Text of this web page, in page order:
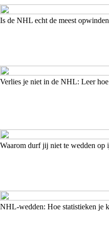
Is de NHL echt de meest
Verlies je niet in de NHL: Leer
Waarom durf jij niet te wedden op
NHL-wedden: Hoe statistieken je